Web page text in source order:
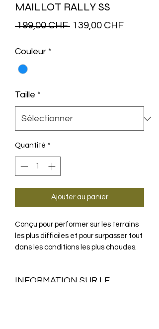
MAILLOT RALLY SS
199,00 CHF Prix
139,00 CHFPrix
Couleur *
Taille *
Quantité *
Ajouter au panier
Conçu pour performer sur les terrains
les plus difficiles et pour surpasser tout
dans les conditions les plus chaudes.
INFORMATION SUR LE